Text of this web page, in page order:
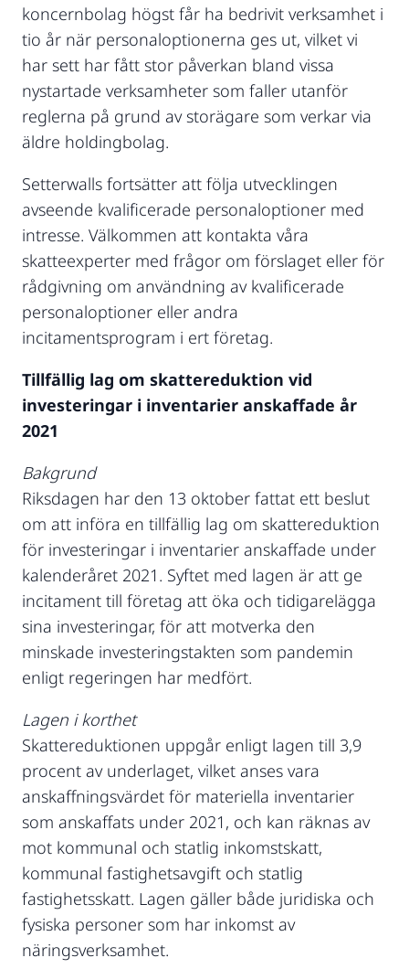
koncernbolag högst får ha bedrivit verksamhet i
tio år när personaloptionerna ges ut, vilket vi
har sett har fått stor påverkan bland vissa
nystartade verksamheter som faller utanför
reglerna på grund av storägare som verkar via
äldre holdingbolag.
Setterwalls fortsätter att följa utvecklingen
avseende kvalificerade personaloptioner med
intresse. Välkommen att kontakta våra
skatteexperter med frågor om förslaget eller för
rådgivning om användning av kvalificerade
personaloptioner eller andra
incitamentsprogram i ert företag.
Tillfällig lag om skattereduktion vid
investeringar i inventarier anskaffade år
2021
Bakgrund
Riksdagen har den 13 oktober fattat ett beslut
om att införa en tillfällig lag om skattereduktion
för investeringar i inventarier anskaffade under
kalenderåret 2021. Syftet med lagen är att ge
incitament till företag att öka och tidigarelägga
sina investeringar, för att motverka den
minskade investeringstakten som pandemin
enligt regeringen har medfört.
Lagen i korthet
Skattereduktionen uppgår enligt lagen till 3,9
procent av underlaget, vilket anses vara
anskaffningsvärdet för materiella inventarier
som anskaffats under 2021, och kan räknas av
mot kommunal och statlig inkomstskatt,
kommunal fastighetsavgift och statlig
fastighetsskatt. Lagen gäller både juridiska och
fysiska personer som har inkomst av
näringsverksamhet.